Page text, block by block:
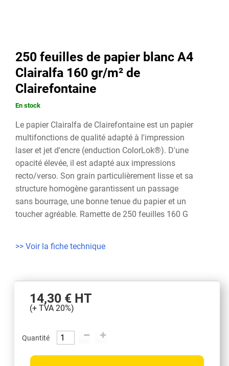
250 feuilles de papier blanc A4
Clairalfa 160 gr/m² de
Clairefontaine
En stock
Le papier Clairalfa de Clairefontaine est un papier
multifonctions de qualité adapté à l'impression
laser et jet d'encre (enduction ColorLok®). D'une
opacité élevée, il est adapté aux impressions
recto/verso. Son grain particulièrement lisse et sa
structure homogène garantissent un passage
sans bourrage, une bonne tenue du papier et un
toucher agréable. Ramette de 250 feuilles 160 G
>> Voir la fiche technique
14,30 € HT
(+ TVA 20%)
Quantité